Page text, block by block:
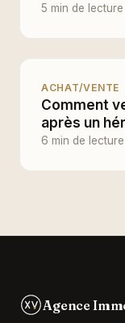
5 min de lecture
ACHAT/VENTE
Comment
après un
6 min de lecture
Agence